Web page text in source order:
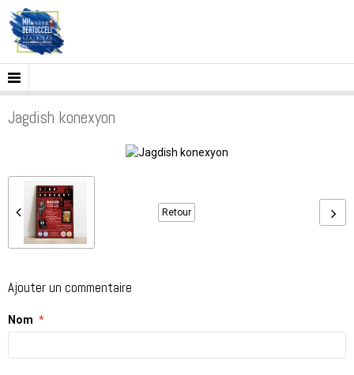
Jagdish konexyon
Retour
Ajouter un commentaire
Nom